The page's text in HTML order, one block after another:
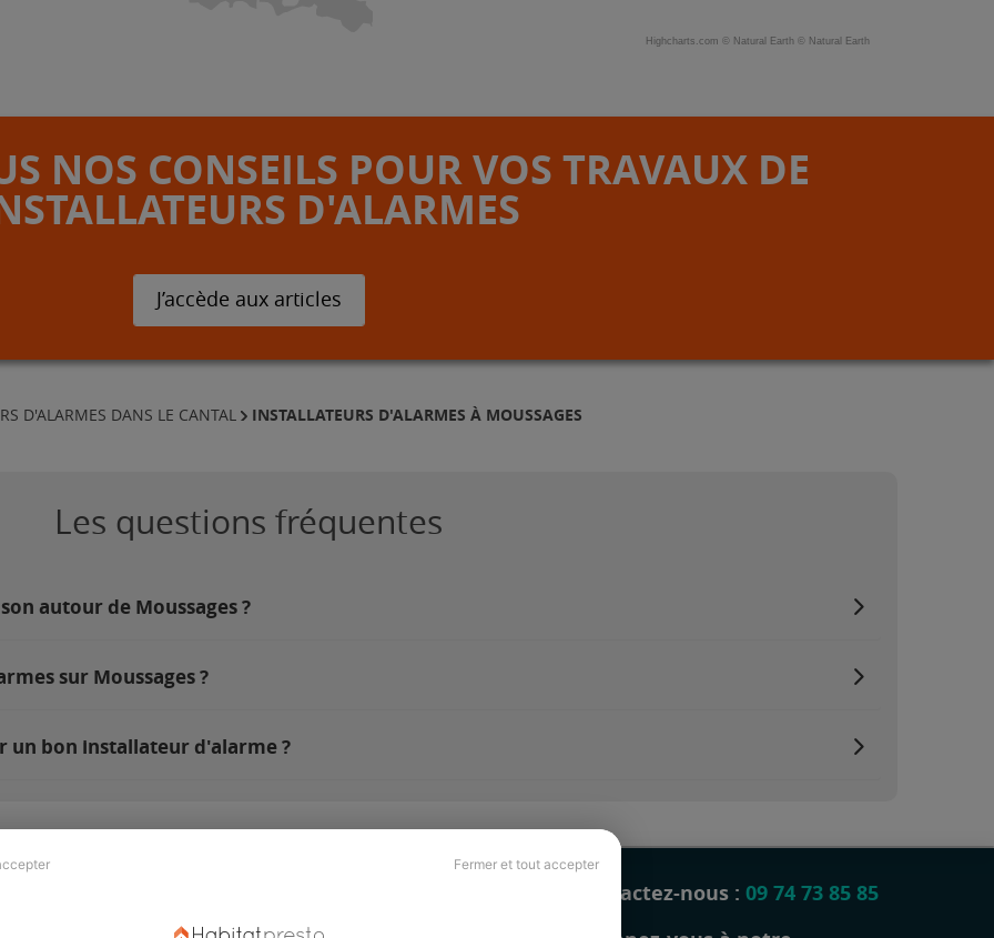
Fermer et tout accepter
Highcharts.com © Natural Earth © Natural Earth
NOS CONSEILS POUR VOS TRAVAUX DE
D'ALARMES
J’accède aux articles
D'ALARMES DANS LE CANTAL INSTALLATEURS D'ALARMES À MOUSSAGES
Les questions fréquentes
autour de Moussages ?
sur Moussages ?
un bon installateur d'alarme ?
Revue de presse
Contactez-nous : 09 74 73 85 85